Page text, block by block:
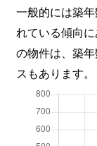
一般的には築
れている傾向
の物件は、築
スもあります。